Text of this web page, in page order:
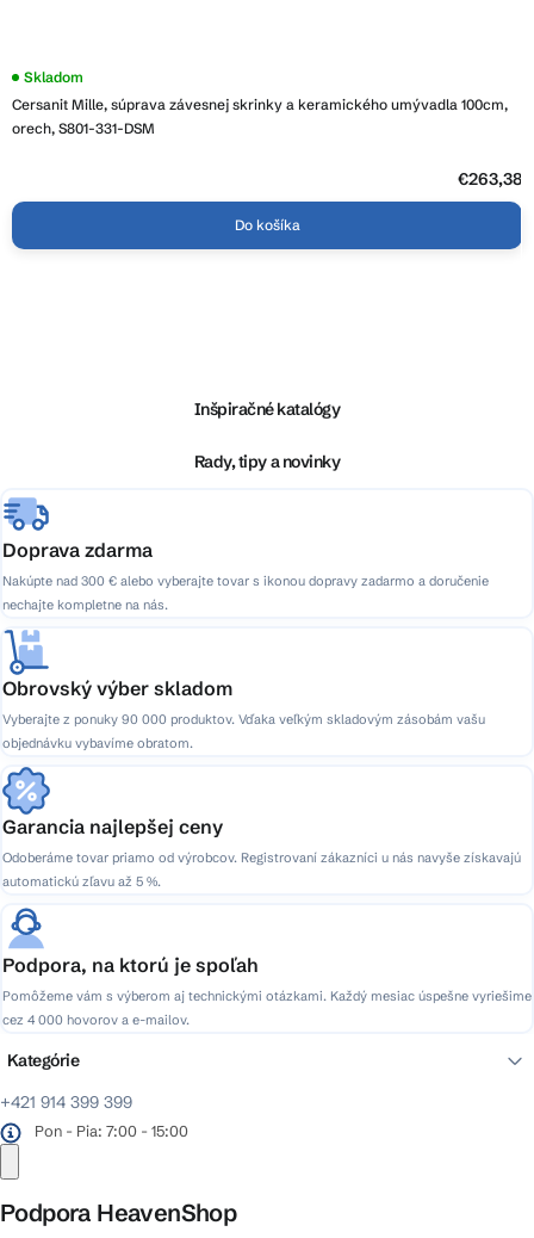
Cersanit Mille, súprava závesnej skrinky a keramického umývadla 100cm,
orech, S801-331-DSM
Priemerné
produktu
je
Skladom
€263,38
Do košíka
e
Inšpiračné katalógy
Rady, tipy a novinky
Doprava zdarma
Nakúpte nad 300 € alebo vyberajte tovar s ikonou dopravy zadarmo a doručenie
nechajte kompletne na nás.
Obrovský výber skladom
Vyberajte z ponuky 90 000 produktov. Vďaka veľkým skladovým zásobám vašu
objednávku vybavíme obratom.
Garancia najlepšej ceny
Odoberáme tovar priamo od výrobcov. Registrovaní zákazníci u nás navyše získavajú
automatickú zľavu až 5 %.
Podpora, na ktorú je spoľah
Pomôžeme vám s výberom aj technickými otázkami. Každý mesiac úspešne vyriešime
cez 4 000 hovorov a e-mailov.
+421 914 399 399
Pon - Pia: 7:00 - 15:00
Podpora HeavenShop
Kategórie